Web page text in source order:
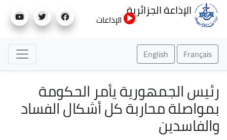
إلى
الإذاعة الجزائرية
الإذاعات
Français
English
رئيس الجمهورية يأمر الحكومة
بمواصلة محاربة كل أشكال الفساد
والفاسدين